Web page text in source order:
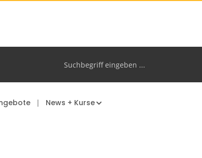
News + Kurse